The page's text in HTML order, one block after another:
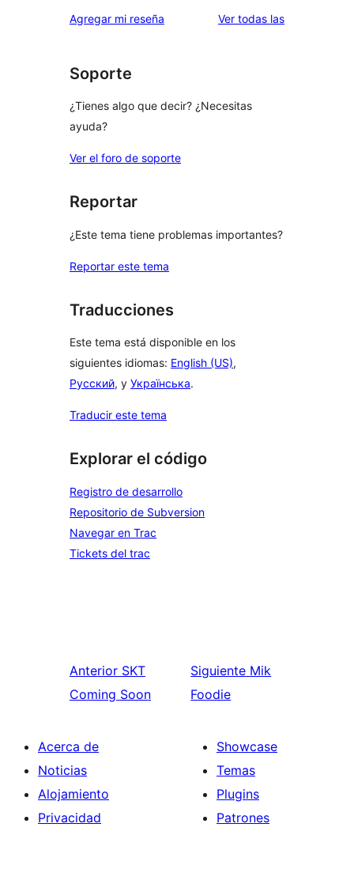
estrellas
de
Agregar mi reseña Ver todas lasreseñas
Soporte
¿Tienes algo que decir? ¿Necesitas
ayuda?
Ver el foro de soporte
Reportar
¿Este tema tiene problemas importantes?
Reportar este tema
Traducciones
Este tema está disponible en los
siguientes idiomas: English (US),
Русский, y Українська.
Traducir este tema
Explorar el código
Registro de desarrollo
Repositorio de Subversion
Navegar en Trac
Tickets del trac
Anterior SKT
Coming Soon
Siguiente Mik
Foodie
Acerca de
Noticias
Alojamiento
Privacidad
Showcase
Temas
Plugins
Patrones